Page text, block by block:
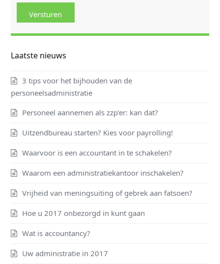
Laatste nieuws
3 tips voor het bijhouden van de
personeelsadministratie
Personeel aannemen als zzp’er: kan dat?
Uitzendbureau starten? Kies voor payrolling!
Waarvoor is een accountant in te schakelen?
Waarom een administratiekantoor inschakelen?
Vrijheid van meningsuiting of gebrek aan fatsoen?
Hoe u 2017 onbezorgd in kunt gaan
Wat is accountancy?
Uw administratie in 2017